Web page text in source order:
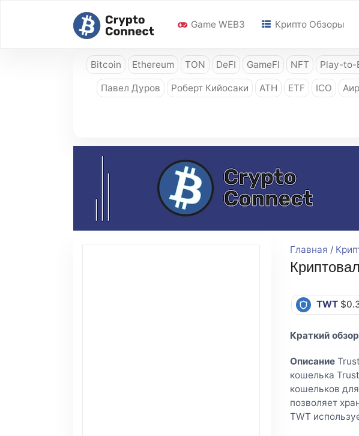
Game WEB3 Крипто Обзоры
Bitcoin Ethereum TON DeFI GameFI NFT Play-to-
Павел Дуров Роберт Кийосаки ATH ETF ICO
Главная /
TWT
Краткий
Описание
кошелька
кошельков
позволяет
TWT